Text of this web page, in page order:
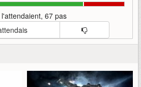
67 pas